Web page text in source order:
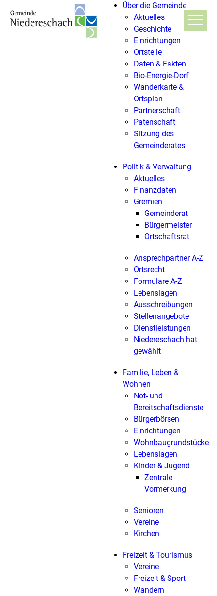
Über die Gemeinde
Aktuelles
Geschichte
Einrichtungen
Ortsteile
Daten & Fakten
Bio-Energie-Dorf
Wanderkarte &
Ortsplan
Partnerschaft
Patenschaft
Sitzung des
Gemeinderates
Politik & Verwaltung
Aktuelles
Finanzdaten
Gremien
Gemeinderat
Bürgermeister
Ortschaftsrat
Ansprechpartner A-Z
Ortsrecht
Formulare A-Z
Lebenslagen
Ausschreibungen
Stellenangebote
Dienstleistungen
Niedereschach hat
gewählt
Familie, Leben &
Wohnen
Not- und
Bereitschaftsdienste
Bürgerbörsen
Einrichtungen
Wohnbaugrundstücke
Lebenslagen
Kinder & Jugend
Zentrale
Vormerkung
Senioren
Vereine
Kirchen
Freizeit & Tourismus
Vereine
Freizeit & Sport
Wandern